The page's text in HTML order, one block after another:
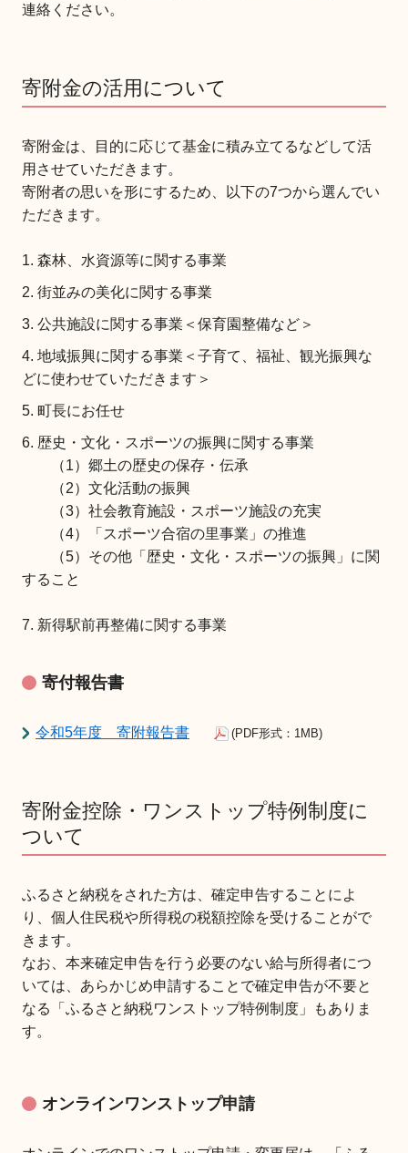
連絡ください。
寄附金の活用について
寄附金は、目的に応じて基金に積み立てるなどして活
用させていただきます。
寄附者の思いを形にするため、以下の7つから選んでい
ただきます。
森林、水資源等に関する事業
街並みの美化に関する事業
公共施設に関する事業＜保育園整備など＞
地域振興に関する事業＜子育て、福祉、観光振興な
どに使わせていただきます＞
町長にお任せ
歴史・文化・スポーツの振興に関する事業
（1）郷土の歴史の保存・伝承
（2）文化活動の振興
（3）社会教育施設・スポーツ施設の充実
（4）「スポーツ合宿の里事業」の推進
（5）その他「歴史・文化・スポーツの振興」に関
すること
7. 新得駅前再整備に関する事業
寄付報告書
令和5年度 寄附報告書 (PDF形式：1MB)
寄附金控除・ワンストップ特例制度に
ついて
ふるさと納税をされた方は、確定申告することによ
り、個人住民税や所得税の税額控除を受けることがで
きます。
なお、本来確定申告を行う必要のない給与所得者につ
いては、あらかじめ申請することで確定申告が不要と
なる「ふるさと納税ワンストップ特例制度」もありま
す。
オンラインワンストップ申請